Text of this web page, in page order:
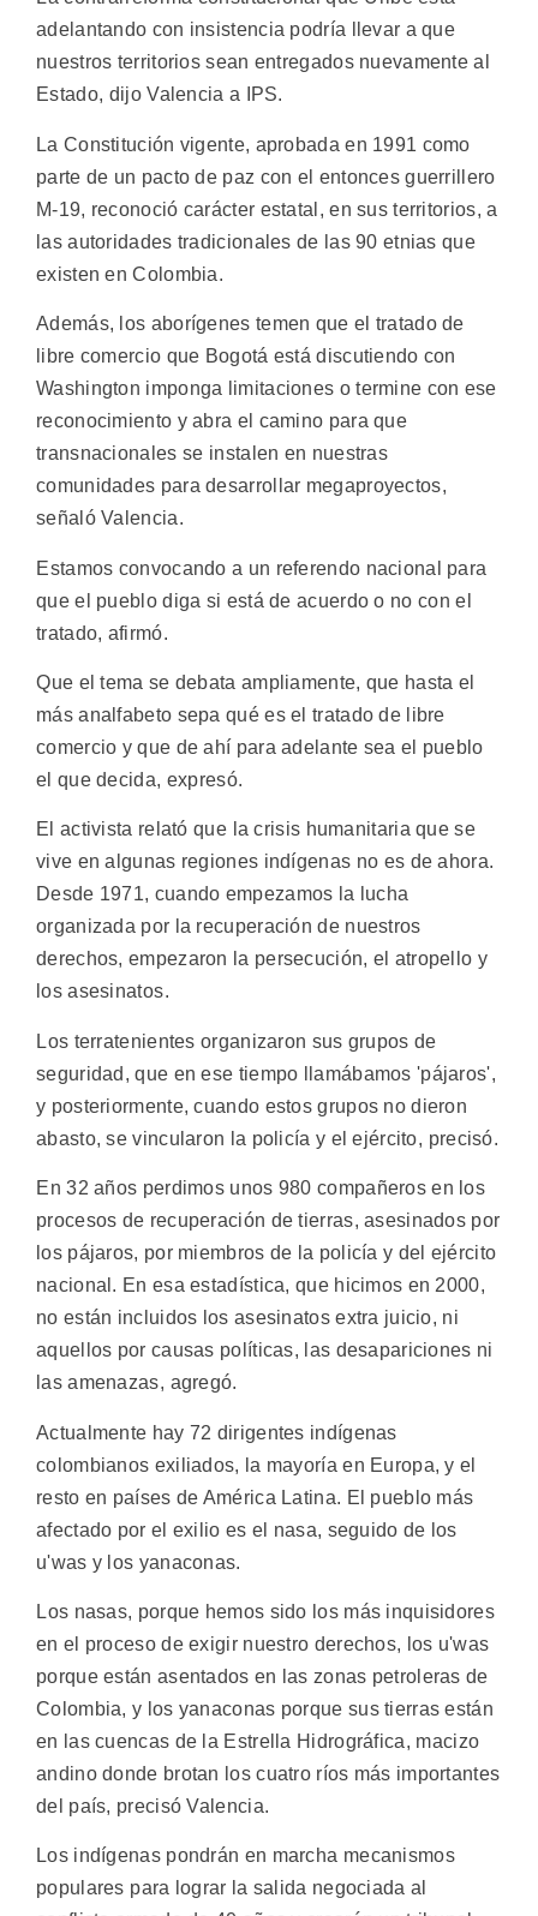
adelantando con insistencia podría llevar a que
nuestros territorios sean entregados nuevamente al
Estado, dijo Valencia a IPS.
La Constitución vigente, aprobada en 1991 como
parte de un pacto de paz con el entonces guerrillero
M-19, reconoció carácter estatal, en sus territorios, a
las autoridades tradicionales de las 90 etnias que
existen en Colombia.
Además, los aborígenes temen que el tratado de
libre comercio que Bogotá está discutiendo con
Washington imponga limitaciones o termine con ese
reconocimiento y abra el camino para que
transnacionales se instalen en nuestras
comunidades para desarrollar megaproyectos,
señaló Valencia.
Estamos convocando a un referendo nacional para
que el pueblo diga si está de acuerdo o no con el
tratado, afirmó.
Que el tema se debata ampliamente, que hasta el
más analfabeto sepa qué es el tratado de libre
comercio y que de ahí para adelante sea el pueblo
el que decida, expresó.
El activista relató que la crisis humanitaria que se
vive en algunas regiones indígenas no es de ahora.
Desde 1971, cuando empezamos la lucha
organizada por la recuperación de nuestros
derechos, empezaron la persecución, el atropello y
los asesinatos.
Los terratenientes organizaron sus grupos de
seguridad, que en ese tiempo llamábamos 'pájaros',
y posteriormente, cuando estos grupos no dieron
abasto, se vincularon la policía y el ejército, precisó.
En 32 años perdimos unos 980 compañeros en los
procesos de recuperación de tierras, asesinados por
los pájaros, por miembros de la policía y del ejército
nacional. En esa estadística, que hicimos en 2000,
no están incluidos los asesinatos extra juicio, ni
aquellos por causas políticas, las desapariciones ni
las amenazas, agregó.
Actualmente hay 72 dirigentes indígenas
colombianos exiliados, la mayoría en Europa, y el
resto en países de América Latina. El pueblo más
afectado por el exilio es el nasa, seguido de los
u'was y los yanaconas.
Los nasas, porque hemos sido los más inquisidores
en el proceso de exigir nuestro derechos, los u'was
porque están asentados en las zonas petroleras de
Colombia, y los yanaconas porque sus tierras están
en las cuencas de la Estrella Hidrográfica, macizo
andino donde brotan los cuatro ríos más importantes
del país, precisó Valencia.
Los indígenas pondrán en marcha mecanismos
populares para lograr la salida negociada al